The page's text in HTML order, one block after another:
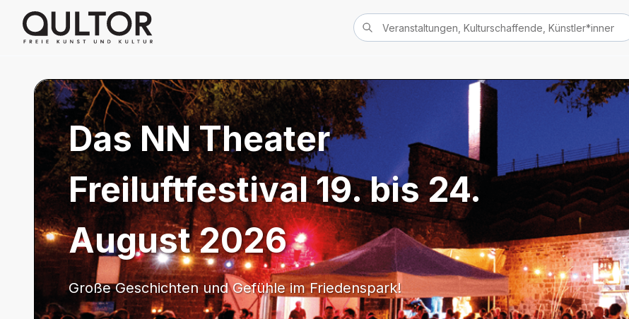
Das NN Theater
Freiluftfestival 19. bis 24.
August 2026
Große Geschichten und Gefühle im Friedenspark!